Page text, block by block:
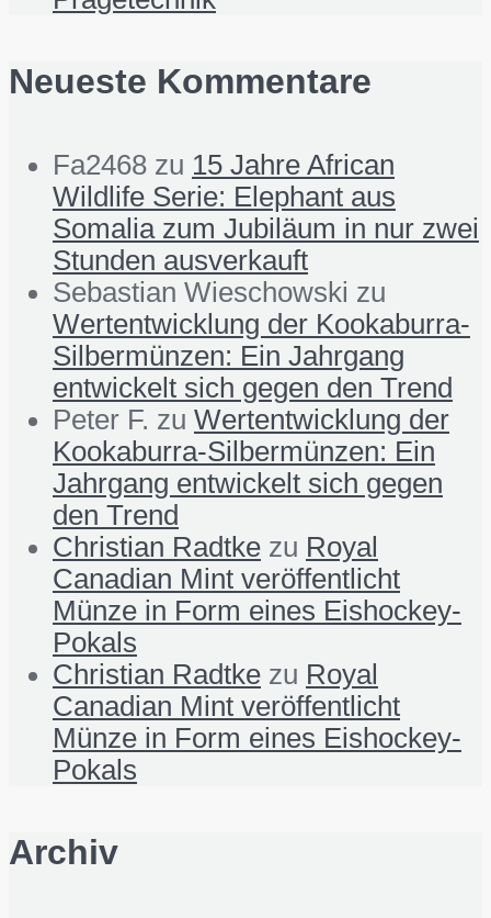
Neueste Kommentare
Fa2468 zu 15 Jahre African
Wildlife Serie: Elephant aus
Somalia zum Jubiläum in nur zwei
Stunden ausverkauft
Sebastian Wieschowski zu
Wertentwicklung der Kookaburra-
Silbermünzen: Ein Jahrgang
entwickelt sich gegen den Trend
Peter F. zu Wertentwicklung der
Kookaburra-Silbermünzen: Ein
Jahrgang entwickelt sich gegen
den Trend
Christian Radtke zu Royal
Canadian Mint veröffentlicht
Münze in Form eines Eishockey-
Pokals
Christian Radtke zu Royal
Canadian Mint veröffentlicht
Münze in Form eines Eishockey-
Pokals
Archiv